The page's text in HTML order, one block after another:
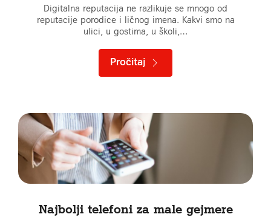
Digitalna reputacija ne razlikuje se mnogo od
reputacije porodice i ličnog imena. Kakvi smo na
ulici, u gostima, u školi,…
Pročitaj
Najbolji telefoni za male gejmere